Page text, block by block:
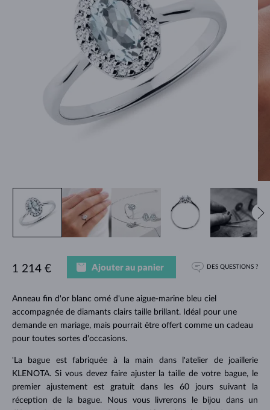
Anneau fin d'or blanc orné d'une aigue-marine bleu ciel
accompagnée de diamants clairs taille brillant. Idéal pour une
demande en mariage, mais pourrait être offert comme un cadeau
pour toutes sortes d'occasions.
'La bague est fabriquée à la main dans l'atelier de joaillerie
KLENOTA. Si vous devez faire ajuster la taille de votre bague, le
premier ajustement est gratuit dans les 60 jours suivant la
réception de la bague. Nous vous livrerons le bijou dans un
1 214 € Ajouter au panier DES QUESTIONS ?